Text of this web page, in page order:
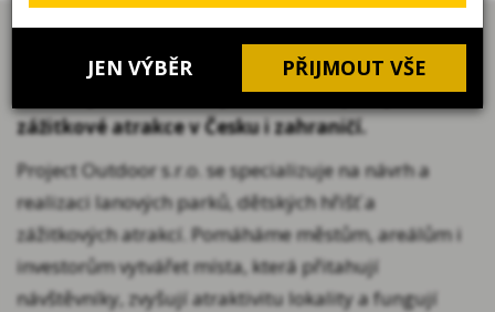
Navrhujeme a realizujeme lanové parky a
zážitkové atrakce v Česku i zahraničí.
Project Outdoor s.r.o. se specializuje na návrh a
realizaci lanových parků, dětských hřišť a
zážitkových atrakcí. Pomáháme městům, areálům i
investorům vytvářet místa, která přitahují
návštěvníky, zvyšují atraktivitu lokality a fungují
JEN VÝBĚR PŘIJMOUT VŠE